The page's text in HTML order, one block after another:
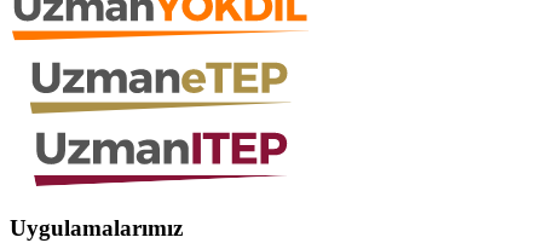
Uygulamalarımız